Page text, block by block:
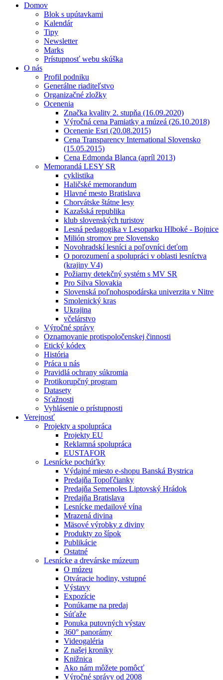
Domov
Blok s upútavkami
Kalendár
Tipy
Newsletter
Marks
Prístupnosť webu skúška
O nás
Profil podniku
Generálne riaditeľstvo
Organizačné zložky
Ocenenia
Značka kvality 2. stupňa (16.09.2020)
Výročná cena Pamiatky a múzeá (26.10.2018)
Ocenenie Esri (20.08.2015)
Cena Transparency International Slovensko
(15.05.2015)
Cena Edmonda Blanca (apríl 2013)
Memorandá LESY SR
cyklistika
Haličské memorandum
Hlavné mesto Bratislava
Chorvátske štátne lesy
Kazašská republika
klub slovenských turistov
Lesná pedagogika v Lesoparku Hlboké - Bojnice
Milión stromov pre Slovensko
Novohradskí lesníci a poľovníci deťom
O porozumení a spolupráci v oblasti lesníctva
(krajiny V4)
Požiarny detekčný systém s MV SR
Pro Silva Slovakia
Slovenská poľnohospodárska univerzita v Nitre
Smolenický kras
Ukrajina
včelárstvo
Výročné správy
Oznamovanie protispoločenskej činnosti
Etický kódex
História
Práca u nás
Pravidlá ochrany súkromia
Protikorupčný program
Datasety
Sťažnosti
Vyhlásenie o prístupnosti
Verejnosť
Projekty a spolupráca
Projekty EU
Reklamná spolupráca
EUSTAFOR
Lesnícke pochúťky
Výdajné miesto e-shopu Banská Bystrica
Predajňa Topoľčianky
Predajňa Semenoles Liptovský Hrádok
Predajňa Bratislava
Lesnícke medailové vína
Mrazená divina
Mäsové výrobky z diviny
Produkty zo šípok
Publikácie
Ostatné
Lesnícke a drevárske múzeum
O múzeu
Otváracie hodiny, vstupné
Výstavy
Expozície
Ponúkame na predaj
Súťaže
Ponuka putovných výstav
360° panorámy
Videogaléria
Z našej kroniky
Knižnica
Ako nám môžete pomôcť
Výročné správy od 2008